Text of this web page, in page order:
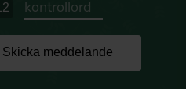
Skicka meddelande